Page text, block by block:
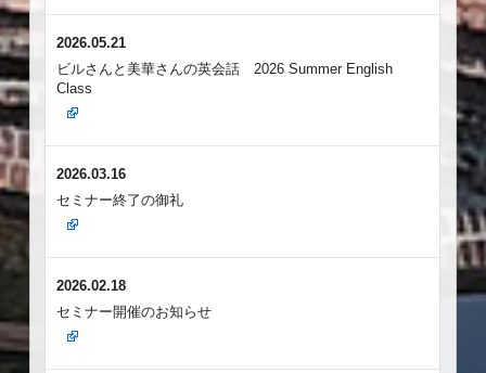
2026.05.21
ビルさんと美華さんの英会話 2026 Summer English
Class
2026.03.16
セミナー終了の御礼
2026.02.18
セミナー開催のお知らせ